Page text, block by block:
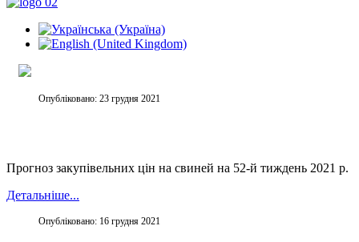
Опубліковано: 23 грудня 2021
Прогноз закупівельних цін на свиней на 52-й тиждень 2021 р.
Детальніше...
Опубліковано: 16 грудня 2021